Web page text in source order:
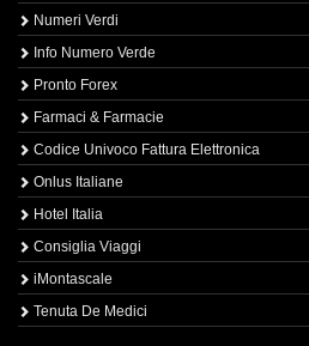
Numeri Verdi
Info Numero Verde
Pronto Forex
Farmaci & Farmacie
Codice Univoco Fattura Elettronica
Onlus Italiane
Hotel Italia
Consiglia Viaggi
iMontascale
Tenuta De Medici